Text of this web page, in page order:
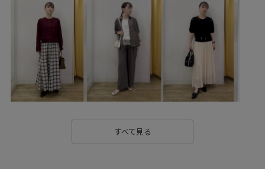
Web限定カラー オケージョン
キャミワンピース シアー シアー素材 シボ感
シワ感 ジャケット スッキリ セットアップ
タック チェック柄
ドライ ナイロン ナチュラル ニット
フレンチスリーブ プルオーバー ベルト
すべて見る